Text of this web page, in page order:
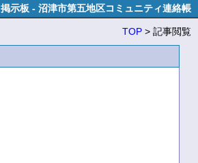
掲示板 - 沼津市第五地区コミュニティ連絡帳
TOP > 記事閲覧